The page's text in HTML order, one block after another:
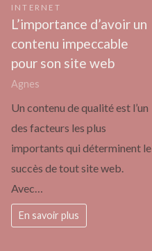
INTERNET
L’importance d’avoir un
contenu impeccable
pour son site web
Agnes
Un contenu de qualité est l’un
des facteurs les plus
importants qui déterminent le
succès de tout site web.
Avec…
En savoir plus